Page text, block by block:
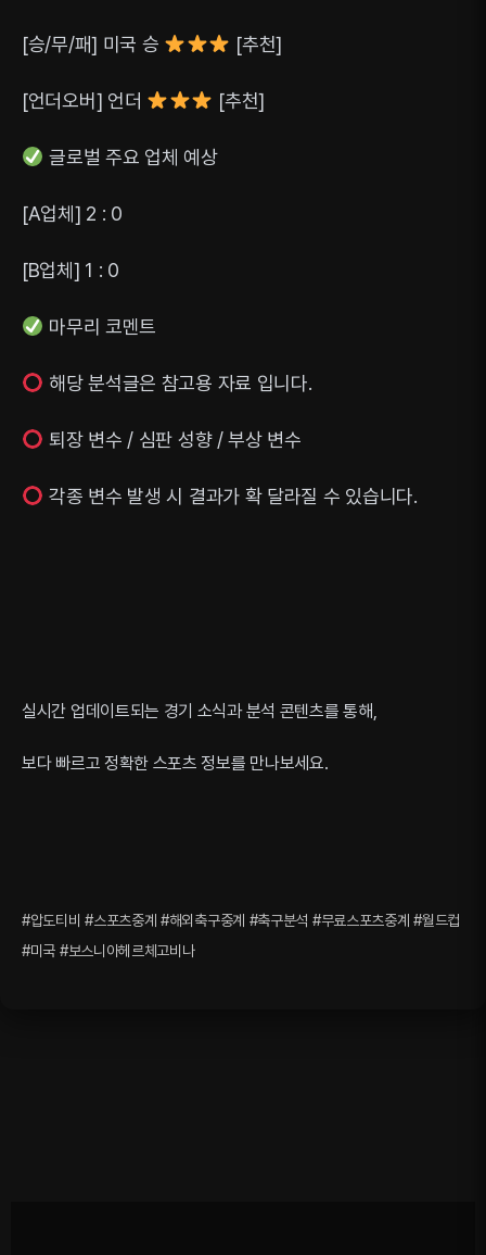
[승/무/패] 미국 승 [추천]
[언더오버] 언더 [추천]
글로벌 주요 업체 예상
[A업체] 2 : 0
[B업체] 1 : 0
마무리 코멘트
해당 분석글은 참고용 자료 입니다.
퇴장 변수 / 심판 성향 / 부상 변수
각종 변수 발생 시 결과가 확 달라질 수 있습니다.
실시간 업데이트되는 경기 소식과 분석 콘텐츠를 통해,
보다 빠르고 정확한 스포츠 정보를 만나보세요.
#압도티비 #스포츠중계 #해외축구중계 #축구분석 #무료스포츠중계 #월드컵
#미국 #보스니아헤르체고비나